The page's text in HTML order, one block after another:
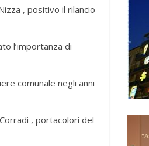
, positivo il rilancio
l’importanza di
comunale negli anni
, portacolori del